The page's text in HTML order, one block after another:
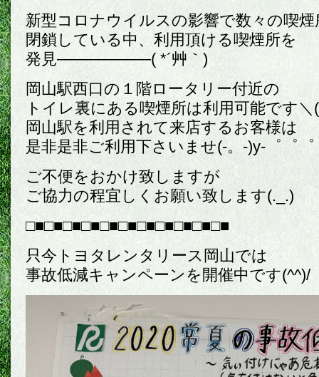
新型コロナウイルスの影響で数々の喫煙
閉鎖している中、利用頂ける喫煙所を
発見――――――( *´艸｀)
岡山駅西口の１階ロータリー付近の
トイレ裏にある喫煙所は利用可能です＼
岡山駅を利用されて来店するお客様は
是非是非ご利用下さいませ(-。-)y-゜゜゜
ご不便をおかけ致しますが
ご協力の程宜しくお願い致します(._.)
□■□■□■□■□■□■□■□■□■□■□■
只今トヨタレンタリース岡山では
事故低減キャンペーンを開催中です(^^)/